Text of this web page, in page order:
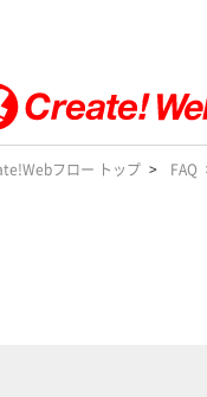
フロー トップ FAQ